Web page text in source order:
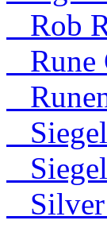
Rob
Rune
Silver